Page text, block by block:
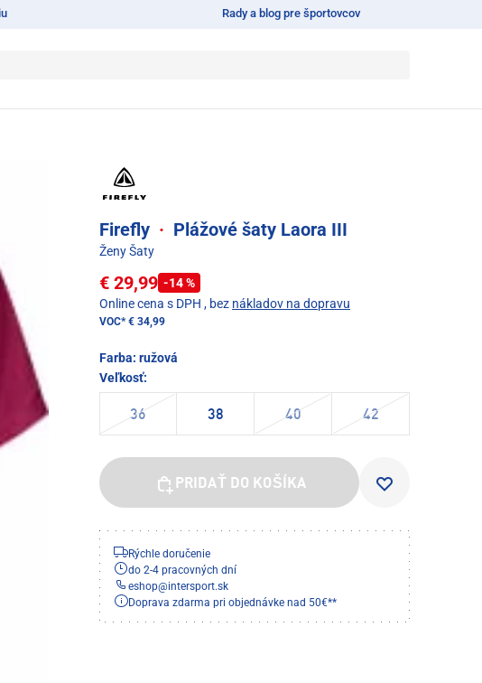
Rady a blog pre športovcov
Firefly · Plážové šaty Laora III
Ženy Šaty
€ 29,99 -14 %
Online cena s DPH , bez nákladov na dopravu
VOC*€ 34,99
Farba: ružová
Veľkosť:
36 38 40 42
PRIDAŤ DO KOŠÍKA
Rýchle doručenie
do 2-4 pracovných dní
eshop@intersport.sk
Doprava zdarma pri objednávke nad 50€**